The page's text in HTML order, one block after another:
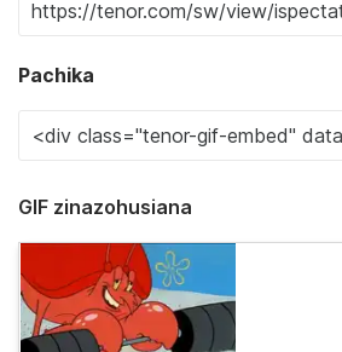
Pachika
GIF zinazohusiana